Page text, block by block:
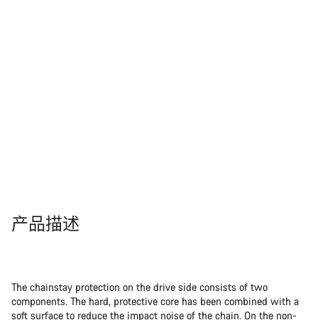
产品描述
The chainstay protection on the drive side consists of two
components. The hard, protective core has been combined with a
soft surface to reduce the impact noise of the chain. On the non-